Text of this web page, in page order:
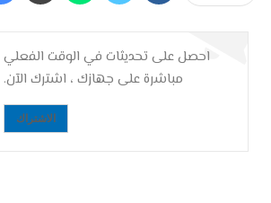
احصل على تحديثات في الوقت الفعلي
مباشرة على جهازك ، اشترك الآن.
الاشتراك